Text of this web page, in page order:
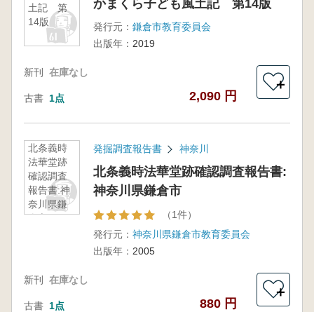
土記 第
14版
かまくら子ども風土記 第14版
発行元： 鎌倉市教育委員会
出版年： 2019
新刊 在庫なし
古書 1点 2,090 円
＋
北条義時
法華堂跡
確認調査
報告書:神
奈川県鎌
倉市
発掘調査報告書 神奈川
北条義時法華堂跡確認調査報告書:
神奈川県鎌倉市
（1件）
発行元： 神奈川県鎌倉市教育委員会
出版年： 2005
新刊 在庫なし
古書 1点 880 円
＋